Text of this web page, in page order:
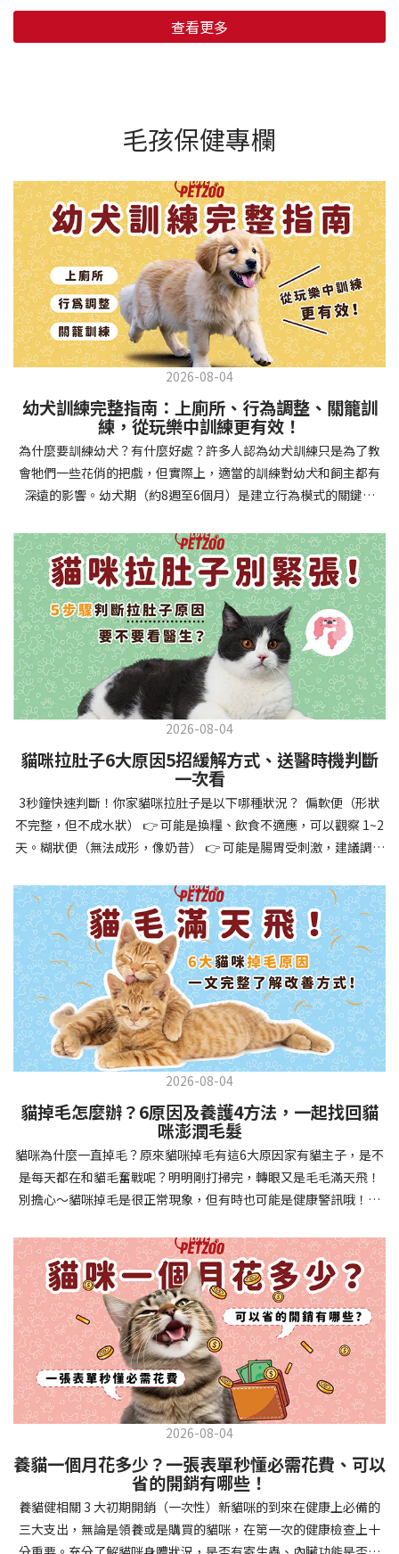
查看更多
毛孩保健專欄
2026-08-04
幼犬訓練完整指南：上廁所、行為調整、關籠訓
練，從玩樂中訓練更有效！
為什麼要訓練幼犬？有什麼好處？許多人認為幼犬訓練只是為了教
會牠們一些花俏的把戲，但實際上，適當的訓練對幼犬和飼主都有
深遠的影響。幼犬期（約8週至6個月）是建立行為模式的關鍵時
的行為問題，並建立人犬間的健康關係。 建立安全健康的生活環境
透過基礎訓練，幼犬能學會家居規則，避免危險行為和破壞家具。
像是「不」和「放下」等指令可以阻止幼犬咬電線或誤食有害物
質，有效降低居家意外風險。規律的如廁訓練則能養成良好衛生習
慣，讓家中環境保持乾淨舒適。增強溝通與信任關係訓練過程就像
建立一種共同語言，幫助你和幼犬更好地理解彼此。當幼犬學會回
應你的指令，不只增加了互動機會，也建立了主人作為領導者的地
位。正向獎勵式訓練更能培養幼犬對你的信任感，強化情感連結，
創造更和諧的相處模式。培養社交技能與適應能力及早接觸各種環
境和刺激，能幫助幼犬成長為自信穩定的成犬。適當的社會化訓練
讓牠們學會如何與其他狗狗、動物和人類和平相處，減少恐懼或攻
擊行為。這種適應能力使幼犬未來能從容面對獸醫檢查、美容
salon、寄宿或旅行等各種情境，大大提升生活品質。 訓練幼犬不只
是教會指令，更是塑造性格和習慣的過程！ 透過耐心且一致的訓
練，你不僅能擁有一隻聽話的好狗狗，更能建立起相互尊重的終身
相處中獲得回報狗狗訓練指南，六步驟培養幼犬開始幼犬訓練時，
系統性的方法能帶來最佳效果。從信任建立到習慣養成，每個階段
都至關重要，缺一不可。良好的訓練應循序漸進，把握幼犬成長敏
感期，以積極正向的方式引導。遵循這六個步驟，即使是第一次養
狗的新手，也能輕鬆將調皮的小狗訓練成聽話的好夥伴！建立信任
基礎 幼犬訓練的第一步不是教指令，而是建立信任。剛到新家的幼
犬可能感到緊張不安，給予適當空間適應環境很重要。用溫柔的聲
音交談，提供安全舒適的窩，維持規律的餵食和如廁時間，讓幼犬
感到安心。輕輕撫摸、溫柔擁抱，每天安排固定玩耍時間，這些都
任你後，可開始教導基本指令。從簡單的「坐下」開始，再逐步學
習「趴下」、「等待」和「過來」。每次訓練保持在5-10分鐘內，
避免幼犬注意力分散。使用清晰一致的口令和手勢，成功時立即給
予獎勵和讚美。記住，重複是學習的關鍵，每天多次短時間練習效
果最佳。調整日常行為除了基本指令，幼犬還需學習生活禮儀。如
時立即獎勵。另外要處理的常見問題包括咬人、啃咬家具和亂叫。
每當出現不當行為，給予適當替代品（如咬玩具代替咬手），並在
幼犬選擇正確行為時獎勵，這比責罵更有效。社交化訓練 兩個月大
的幼犬正處於社會化黃金期，這階段的經驗將深刻影響未來性格。
安排幼犬接觸不同人類（包括兒童、戴眼鏡的人、使用拐杖的人
等）、各種動物、交通工具和環境聲音。起初保持在安全、受控的
情境中，逐漸增加複雜度。每次正面社交體驗後給予獎勵，建立幼
犬對新事物的積極態度。進階技巧強化 基礎訓練穩固後，可以進入
更複雜的技巧訓練。這包括遠距離控制、不同干擾下的指令遵從、
多步驟動作等。使用延遲獎勵技巧，讓幼犬學會即使沒有立即獎勵
也能保持良好行為。引入不同環境中的訓練，如公園、寵物店等，
幫助幼犬在各種情境下都能聽從指令。維持良好習慣 成功的訓練不
是一次性的，而是需要持續維護。即使幼犬已經掌握所有技能，也
要定期複習，防止行為退化。將訓練融入日常生活，如出門前的
2026-08-04
貓咪拉肚子6大原因5招緩解方式、送醫時機判斷
一次看
3秒鐘快速判斷！你家貓咪拉肚子是以下哪種狀況？ 偏軟便（形狀
不完整，但不成水狀） 👉 可能是換糧、飲食不適應，可以觀察 1~2
天。糊狀便（無法成形，像奶昔） 👉 可能是腸胃受刺激，建議調整
若超過 24 小時沒改善，建議就醫。血便（帶血絲或黑色糞便） 👉
可能是嚴重腸胃問題，應立即帶去獸醫院！想知道貓咪拉肚子的真
正原因，只要透過 5 個簡單步驟，就能判斷問題嚴重性，決定是否
需要就醫！接下來我們一起來看看該怎麼做吧！🐾 貓咪拉肚子怎麼
辦？5步驟判斷貓咪拉肚子是否需要馬上看醫生貓咪拉肚子的因素與
許多原因有關，更換食物、誤食異物或不乾淨的東西、寄生蟲、其
他疾病。 5 步驟判斷貓咪拉肚子原因，要不要看醫生？當貓咪拉肚
子時，不用慌張！透過以下 5 個步驟，就能快速判斷原因，並決定
是否需要帶去獸醫院。📌 貓咪拉肚子判斷步驟1：觀察糞便的狀態：
糞便質地是關鍵！不同形態代表不同的腸胃狀況📌 貓咪拉肚子判斷
步驟2：回想最近的飲食變化：有沒有突然換飼料或罐頭？ 有沒有吃
到新零食或人類食物？ 是否誤食異物？📌 貓咪拉肚子判斷步驟3：
確認環境與生活作息：最近是否搬家、換貓砂、新成員加入？ 天氣
是否有變化？ 飼主是否長時間外出？📌 貓咪拉肚子判斷步驟4：觀
察貓咪的精神與食慾：貓咪精神好嗎？、食慾是否正常？，可先觀
下降，表示身體狀況不佳，應儘快就醫！📌 貓咪拉肚子判斷步驟5：
檢查是否需要帶去看獸醫 如果拉肚子 1~2 次但精神好、食慾正常，
可以先觀察，如果腹瀉超過 48 小時或水狀腹瀉 + 嗜睡、食慾下降、
嘔吐 應立即就醫。 透過這 5 個步驟，你可以快速判斷貓咪拉肚子的
原因與嚴重程度，確保毛孩的腸胃健康！如果不確定情況，還是建
議讓獸醫檢查，才能安心哦！🐾💖4種高風險群貓咪拉肚子要小心高
風險貓咪包含：幼貓、老貓、懷孕貓、有慢性疾病貓，這些貓咪在
身體狀況出現警訊時要特別注意，如拉肚子次數超過2次以上，就建
議直接尋求獸醫協助。2要訣判斷貓咪拉肚子要不要看醫生 高風險貓
的貓咪，如拉肚子超過2-3天，建議直接尋求獸醫師協助。並記得提
供觀察紀錄給予獸醫師進行專業判斷。貓咪拉肚子但精神很好？如
果飼主有發現貓咪拉肚子的情形，但貓咪的精神很好。有可能與飲
食方便相關，回想是否進食新的食物，或是正進行飼料更換的過
2026-08-04
貓掉毛怎麼辦？6原因及養護4方法，一起找回貓
咪澎潤毛髮
貓咪為什麼一直掉毛？原來貓咪掉毛有這6大原因家有貓主子，是不
是每天都在和貓毛奮戰呢？明明剛打掃完，轉眼又是毛毛滿天飛！
別擔心～貓咪掉毛是很正常現象，但有時也可能是健康警訊哦！以
兩全其美！貓咪掉毛原因1. 皮膚問題貓咪皮膚問題是造成掉毛的常
見兇手！皮膚發炎、感染或是長期搔癢，都會讓貓咪的毛髮失去健
康光澤並大量脫落。常見的皮膚問題包括皮膚黴菌、細菌感染、疥
癬蟲等寄生蟲，甚至是皮膚過度乾燥。如果發現貓咪皮膚有紅腫、
結痂、脫屑或異常氣味，同時伴隨掉毛，建議盡快帶牠看獸醫哦！
貓咪掉毛原因2. 過敏誰說只有人類會過敏？貓咪也會！貓咪可能對
環境中的塵蟎、花粉、清潔劑，甚至是食物中的某些成分產生過敏
反應。過敏症狀不只是打噴嚏、流眼淚，還會引起皮膚搔癢和掉毛
問題。特別是食物過敏，更是常被忽略的掉毛元兇！如果貓咪經常
抓癢或舔舐特定部位，同時伴隨掉毛，很可能是過敏在作怪呢！貓
咪掉毛原因3. 營養不足貓咪的毛髮健康與營養息息相關！當貓咪飲
食中缺乏必要的蛋白質、脂肪酸（尤其是Omega-3和Omega-
6）、維生素或礦物質時，毛髮就會變得乾燥、脆弱，容易斷裂脫
落。長期餵食低品質或不均衡的貓糧，可能使貓咪營養不良，進而
2026-08-04
養貓一個月花多少？一張表單秒懂必需花費、可以
省的開銷有哪些！
養貓健相關 3 大初期開銷（一次性）新貓咪的到來在健康上必備的
三大支出，無論是領養或是購買的貓咪，在第一次的健康檢查上十